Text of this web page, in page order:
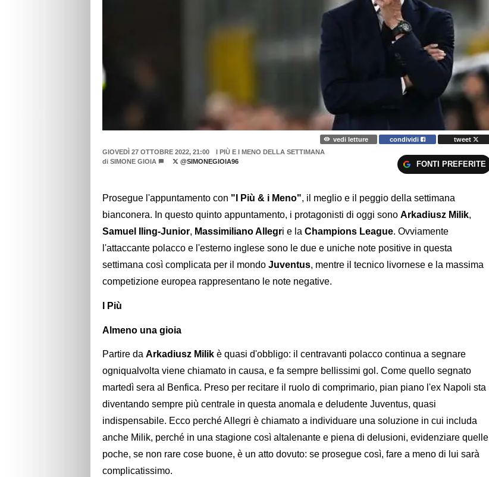
vedi letture condividi
tweet
GIOVEDÌ 27 OTTOBRE 2022, 21:00
I PIÙ E I MENO DELLA SETTIMANA
di SIMONE GIOIA @SIMONEGIOIA96 FONTI PREFERITE
Prosegue l'appuntamento con "I Più & i Meno", il meglio e il peggio della settimana
bianconera. In questo quinto appuntamento, i protagonisti di oggi sono Arkadiusz Milik,
Samuel Iling-Junior, Massimiliano Allegri e la Champions League. Ovviamente
l'attaccante polacco e l'esterno inglese sono le due e uniche note positive in questa
settimana così complicata per il mondo Juventus, mentre il tecnico livornese e la massima
competizione europea rappresentano le note negative.
I Più
Almeno una gioia
Partire da Arkadiusz Milik è quasi d'obbligo: il centravanti polacco continua a segnare
ogniqualvolta viene chiamato in causa, e fa sempre bellissimi gol. Come quello segnato
martedì sera al Benfica. Preso per recitare il ruolo di comprimario, pian piano l'ex Napoli sta
diventando sempre più centrale in questa anomala e deludente Juventus, quasi
indispensabile. Ecco perché Allegri è chiamato a individuare una soluzione in cui includa
anche Milik, perché in una stagione così altalenante e piena di delusioni, evidenziare quelle
poche, se non rare cose buone, è un atto dovuto: se prosegue così, fare a meno di lui sarà
complicatissimo.